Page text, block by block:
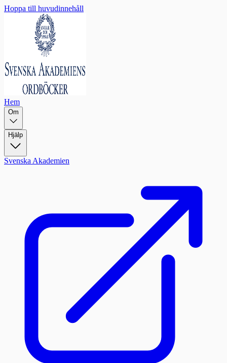
Hoppa till huvudinnehåll
Hem
Om
Hjälp
Svenska Akademien